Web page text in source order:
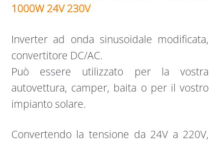
1000W 24V 230V
Inverter ad onda sinusoidale modificata,
convertitore DC/AC.
Può essere utilizzato per la vostra
autovettura, camper, baita o per il vostro
impianto solare.
Convertendo la tensione da 24V a 220V,